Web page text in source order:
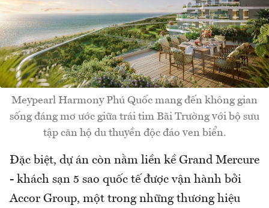
Meypearl Harmony Phú Quốc mang đến không gian
sống đáng mơ ước giữa trái tim Bãi Trường với bộ sưu
tập căn hộ du thuyền độc đáo ven biển.
Đặc biệt, dự án còn nằm liền kề Grand Mercure
- khách sạn 5 sao quốc tế được vận hành bởi
Accor Group, một trong những thương hiệu